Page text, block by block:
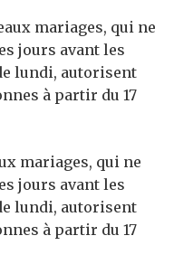
mariages, qui ne
jours avant les
lundi, autorisent
à partir du 17